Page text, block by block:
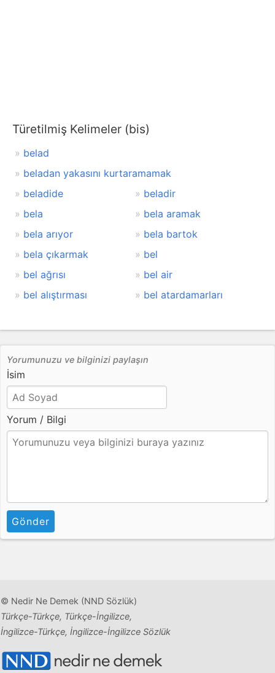
Türetilmiş Kelimeler (bis)
belad
beladan yakasını kurtaramamak
beladide
beladir
bela
bela aramak
bela arıyor
bela bartok
bela çıkarmak
bel
bel ağrısı
bel air
bel alıştırması
bel atardamarları
Yorumunuzu ve bilginizi paylaşın
İsim
Yorum / Bilgi
Gönder
© Nedir Ne Demek (NND Sözlük)
Türkçe-Türkçe, Türkçe-İngilizce,
İngilizce-Türkçe, İngilizce-İngilizce Sözlük